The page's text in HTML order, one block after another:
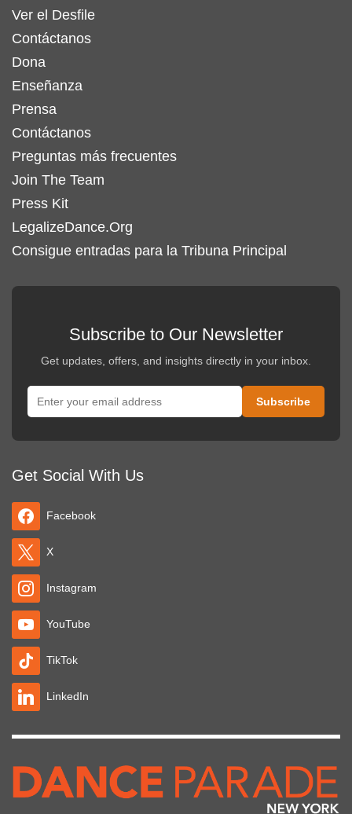
Ver el Desfile
Contáctanos
Dona
Enseñanza
Prensa
Contáctanos
Preguntas más frecuentes
Join The Team
Press Kit
LegalizeDance.Org
Consigue entradas para la Tribuna Principal
Subscribe to Our Newsletter
Get updates, offers, and insights directly in your inbox.
Get Social With Us
Facebook
X
Instagram
YouTube
TikTok
LinkedIn